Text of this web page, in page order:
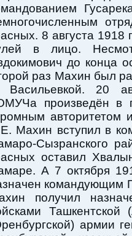
8 августа
в лицо.
до конца
раз Махин был
Васильевкой. 20
произведён в
авторитетом
Махин вступил в
Сызранского
оставил
А 7 октября
командующим
получил
Ташкентской
армии